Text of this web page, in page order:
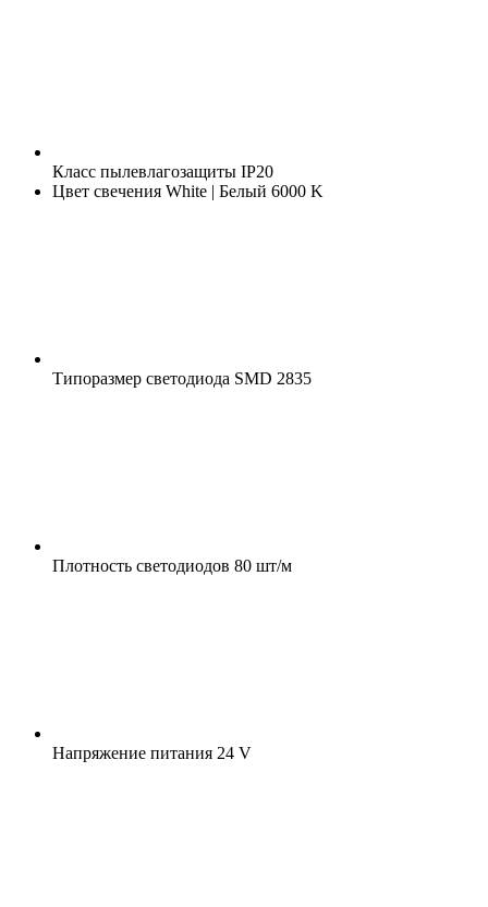
Класс пылевлагозащиты IP20
Цвет свечения White | Белый 6000 K
Типоразмер светодиода SMD 2835
Плотность светодиодов 80 шт/м
Напряжение питания 24 V